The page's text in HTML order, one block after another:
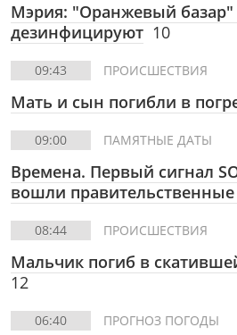
Мэрия: "Оранжевый базар"
дезинфицируют 10
09:43 ПРОИСШЕСТВИЯ
Мать и сын погибли в
09:00 ПАМЯТНЫЕ ДАТЫ
Времена. Первый сигнал
вошли правительственные
08:44 ПРОИСШЕСТВИЯ
Мальчик погиб в
12
06:40 ПРОГНОЗ ПОГОДЫ